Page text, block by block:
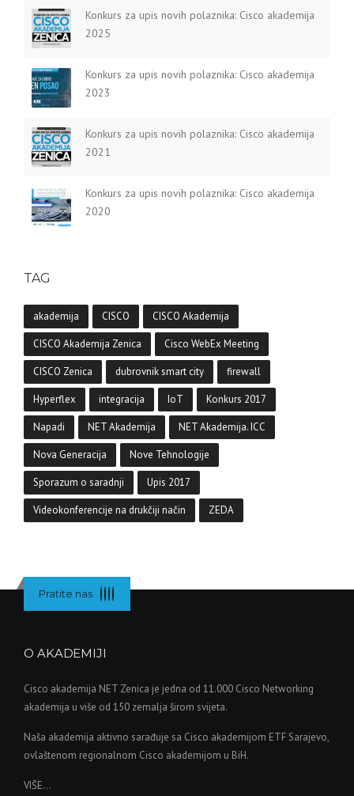
Konkurs za upis novih polaznika: Cisco akademija
2025
Konkurs za upis novih polaznika: Cisco akademija
2023
Konkurs za upis novih polaznika: Cisco akademija
2021
Konkurs za upis novih polaznika: Cisco akademija
2020
TAG
akademija CISCO CISCO Akademija
CISCO Akademija Zenica Cisco WebEx Meeting
CISCO Zenica dubrovnik smart city firewall
Hyperflex integracija IoT Konkurs 2017
Napadi NET Akademija NET Akademija. ICC
Nova Generacija Nove Tehnologije
Sporazum o saradnji Upis 2017
Videokonferencije na drukčiji način ZEDA
Pratite nas
O AKADEMIJI
Cisco akademija NET Zenica je jedna od 11.000 Cisco Networking
akademija u više od 150 zemalja širom svijeta.
Naša akademija aktivno sarađuje sa Cisco akademijom ETF Sarajevo,
ovlaštenom regionalnom Cisco akademijom u BiH.
VIŠE...